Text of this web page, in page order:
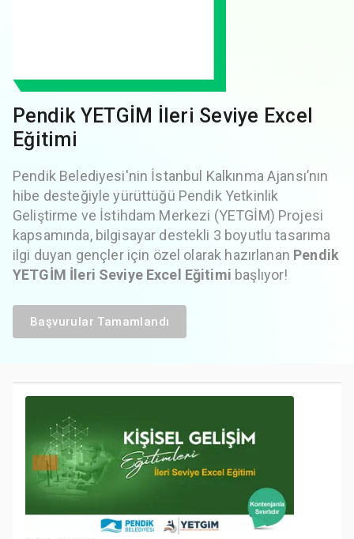
Pendik YETGİM İleri Seviye Excel
Eğitimi
Pendik Belediyesi'nin İstanbul Kalkınma Ajansı’nın
hibe desteğiyle yürüttüğü Pendik Yetkinlik
Geliştirme ve İstihdam Merkezi (YETGİM) Projesi
kapsamında, bilgisayar destekli 3 boyutlu tasarıma
ilgi duyan gençler için özel olarak hazırlanan Pendik
YETGİM İleri Seviye Excel Eğitimi başlıyor!
Başvurular Tamamlandı